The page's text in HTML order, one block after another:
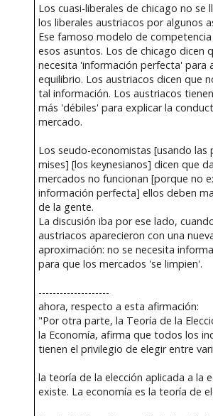
Los cuasi-liberales de chicago no se
los liberales austriacos por algunos
Ese famoso modelo de
esos asuntos. Los de chicago dicen
necesita 'información perfecta' para
equilibrio. Los austriacos dicen que
tal información. Los austriacos
más 'débiles' para explicar la
mercado.
Los seudo-economistas [usando las
mises] [los keynesianos] dicen que
mercados no funcionan [porque no
información perfecta] ellos deben
de la gente.
La discusión iba por ese lado,
austriacos aparecieron con una
aproximación: no se necesita
para que los mercados 'se limpien'.
--------------------
ahora, respecto a esta afirmación:
"Por otra parte, la Teoría de la
la Economía, afirma que todos los
tienen el privilegio de elegir entre
la teoría de la elección aplicada a la
existe. La economía es la teoría de